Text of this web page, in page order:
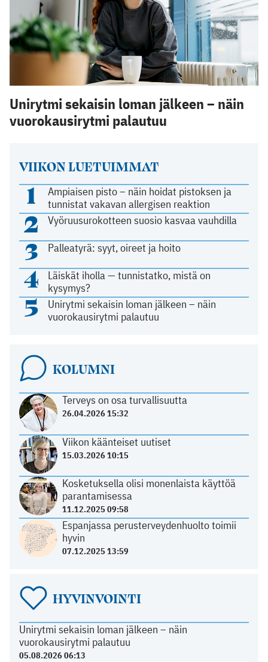
VIIKON LUETUIMMAT
1
Ampiaisen pisto – näin hoidat pistoksen ja
tunnistat vakavan allergisen reaktion
2 Vyöruusurokotteen suosio kasvaa vauhdilla
3 Palleatyrä: syyt, oireet ja hoito
4
Läiskät iholla — tunnistatko, mistä on
kysymys?
5
Unirytmi sekaisin loman jälkeen – näin
vuorokausirytmi palautuu
KOLUMNI
Terveys on osa turvallisuutta
26.04.2026 15:32
Viikon käänteiset uutiset
15.03.2026 10:15
Kosketuksella olisi monenlaista käyttöä
parantamisessa
11.12.2025 09:58
Espanjassa perusterveydenhuolto toimii
hyvin
07.12.2025 13:59
HYVINVOINTI
Unirytmi sekaisin loman jälkeen – näin
vuorokausirytmi palautuu
05.08.2026 06:13
Unirytmi sekaisin loman jälkeen – näin
vuorokausirytmi palautuu